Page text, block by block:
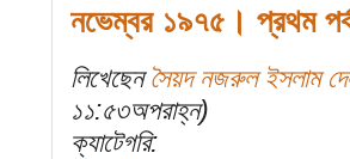
নভেম্বর ১৯৭৫। প্রথম
লিখেছেনসৈয়দ নজরুল ইসলাম
১১:৫৩অপরাহ্ন)
ক্যাটেগরি: